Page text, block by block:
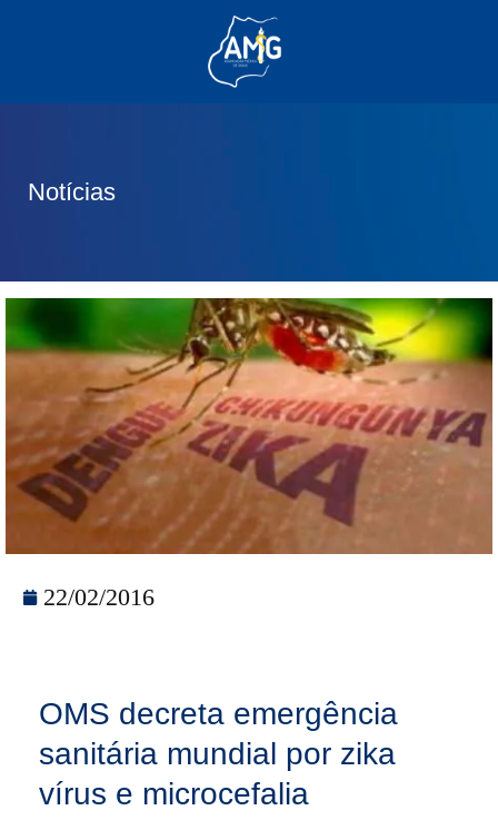
Notícias
22/02/2016
OMS decreta emergência
sanitária mundial por zika
vírus e microcefalia